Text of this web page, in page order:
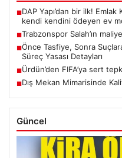
■DAP Yapı’dan bir ilk!
kendi kendini ödeyen ev
■Trabzonspor Salah’ın
■Önce Tasfiye, Sonra
Süreç Yasası Detayları
■Ürdün’den FIFA’ya sert
■Dış Mekan Mimarisinde
Güncel